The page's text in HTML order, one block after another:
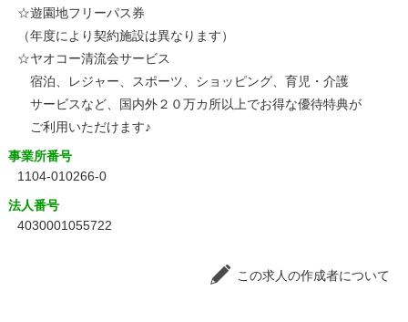
☆遊園地フリーパス券
（年度により契約施設は異なります）
☆ヤオコー清流会サービス
宿泊、レジャー、スポーツ、ショッピング、育児・介護
サービスなど、国内外２０万カ所以上でお得な優待特典が
ご利用いただけます♪
事業所番号
1104-010266-0
法人番号
4030001055722
この求人の作成者について